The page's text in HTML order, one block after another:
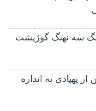
سه نهنگ گوژپشت
پهپادی به اندازه